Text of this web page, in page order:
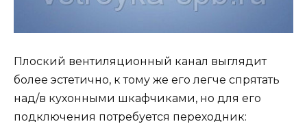
Плоский вентиляционный канал выглядит
более эстетично, к тому же его легче спрятать
над/в кухонными шкафчиками, но для его
подключения потребуется переходник: